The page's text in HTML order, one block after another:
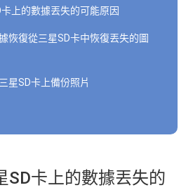
上的數據丟失的可能原因
恢復從三星SD卡中恢復丟失的圖
星SD卡上備份照片
SD卡上的數據丟失的